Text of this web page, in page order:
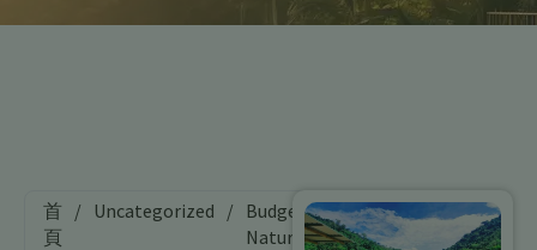
首
頁
/ Uncategorized / Budget
Natur-